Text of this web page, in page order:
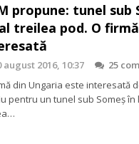
propune: tunel sub
treilea pod. O
august 2016, 10:37
25
din Ungaria este interesată
pentru un tunel sub Someş în